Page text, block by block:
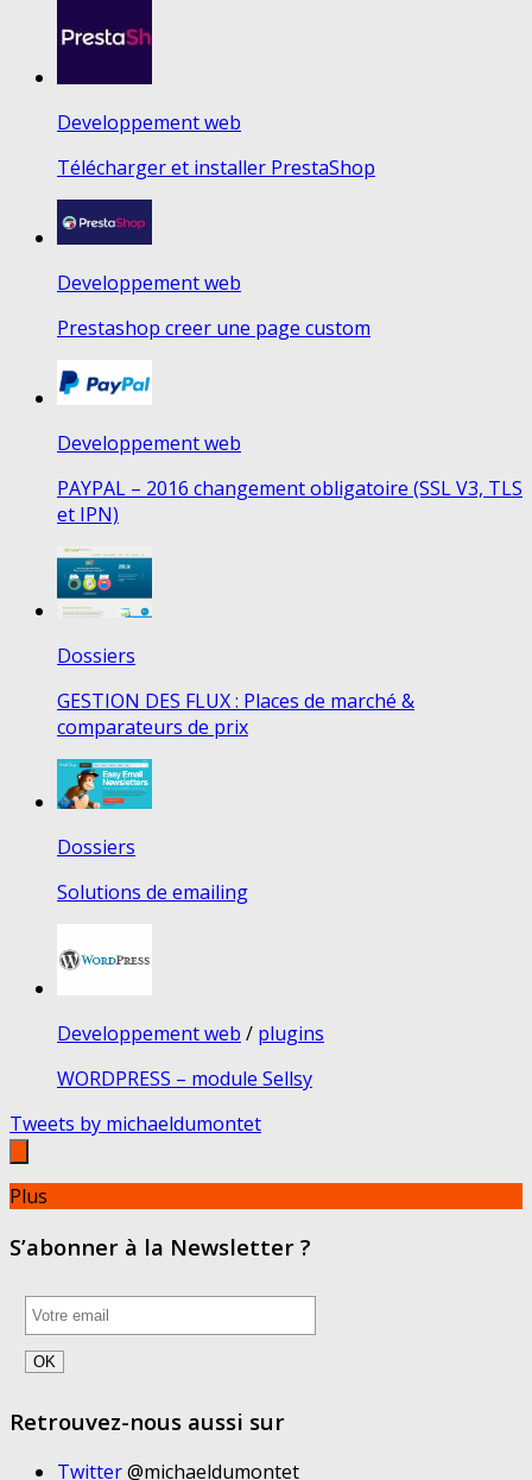
Developpement web
Télécharger et installer PrestaShop
Developpement web
Prestashop creer une page custom
Developpement web
PAYPAL – 2016 changement obligatoire (SSL V3, TLS
et IPN)
Dossiers
GESTION DES FLUX : Places de marché &
comparateurs de prix
Dossiers
Solutions de emailing
Developpement web / plugins
WORDPRESS – module Sellsy
Tweets by michaeldumontet
Plus
S’abonner à la Newsletter ?
Retrouvez-nous aussi sur
Twitter@michaeldumontet